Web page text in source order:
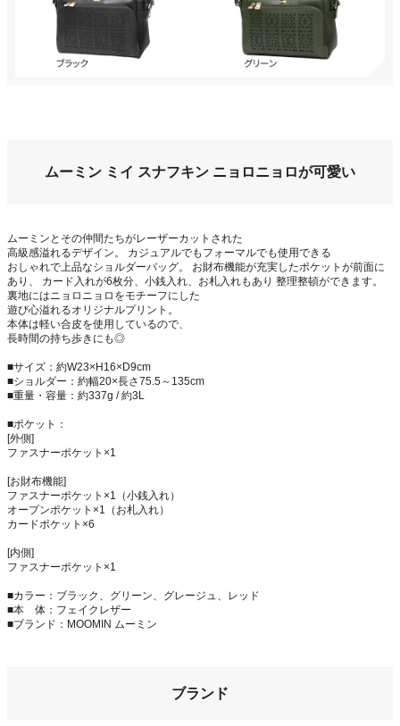
ムーミン ミイ スナフキン ニョロニョロが可愛い
ムーミンとその仲間たちがレーザーカットされた
高級感溢れるデザイン。 カジュアルでもフォーマルでも使用できる
おしゃれで上品なショルダーバッグ。 お財布機能が充実したポケットが前面に
あり、 カード入れが6枚分、小銭入れ、お札入れもあり 整理整頓ができます。
裏地にはニョロニョロをモチーフにした
遊び心溢れるオリジナルプリント。
本体は軽い合皮を使用しているので、
長時間の持ち歩きにも◎
■サイズ：約W23×H16×D9cm
■ショルダー：約幅20×長さ75.5～135cm
■重量・容量：約337g / 約3L
■ポケット：
[外側]
ファスナーポケット×1
[お財布機能]
ファスナーポケット×1（小銭入れ）
オープンポケット×1（お札入れ）
カードポケット×6
[内側]
ファスナーポケット×1
■カラー：ブラック、グリーン、グレージュ、レッド
■本 体：フェイクレザー
■ブランド：MOOMIN ムーミン
ブランド